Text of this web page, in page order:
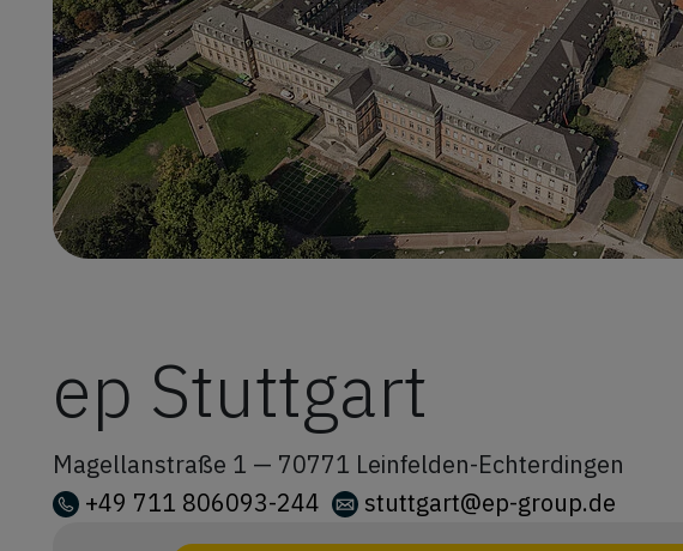
ep Stuttgart
Magellanstraße 1 — 70771 Leinfelden-Echterdingen
+49 711 806093-244
stuttgart@ep-group.de